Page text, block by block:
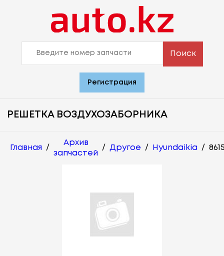
Поиск
Регистрация
РЕШЕТКА ВОЗДУХОЗАБОРНИКА
Главная /
Архив
запчастей
/ Другое / Hyundaikia /